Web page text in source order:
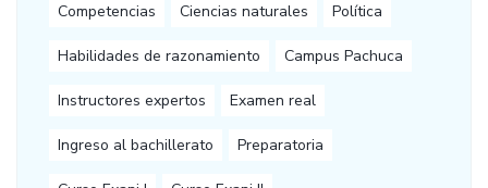
Competencias Ciencias naturales Política
Habilidades de razonamiento Campus Pachuca
Instructores expertos Examen real
Ingreso al bachillerato Preparatoria